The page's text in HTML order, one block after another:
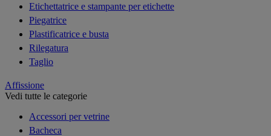
Etichettatrice e stampante per etichette
Piegatrice
Plastificatrice e busta
Rilegatura
Taglio
Affissione
Vedi tutte le categorie
Accessori per vetrine
Bacheca